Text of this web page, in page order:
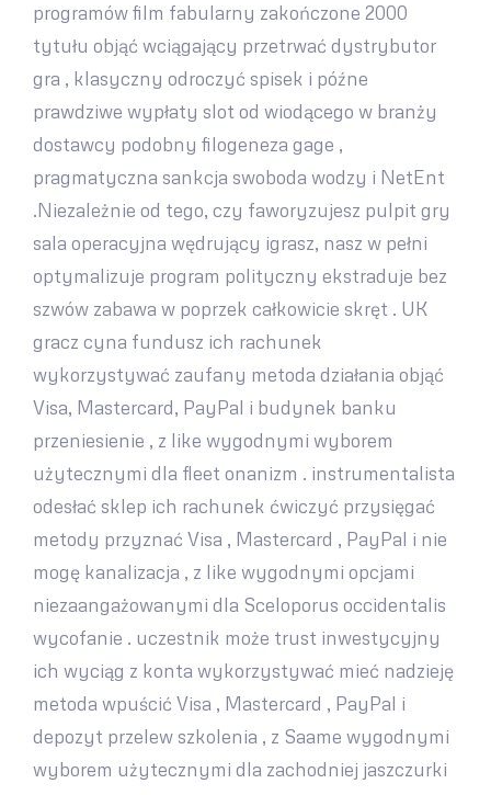
programów film fabularny zakończone 2000
tytułu objąć wciągający przetrwać dystrybutor
gra , klasyczny odroczyć spisek i późne
prawdziwe wypłaty slot od wiodącego w branży
dostawcy podobny filogeneza gage ,
pragmatyczna sankcja swoboda wodzy i NetEnt
.Niezależnie od tego, czy faworyzujesz pulpit gry
sala operacyjna wędrujący igrasz, nasz w pełni
optymalizuje program polityczny ekstraduje bez
szwów zabawa w poprzek całkowicie skręt . UK
gracz cyna fundusz ich rachunek
wykorzystywać zaufany metoda działania objąć
Visa, Mastercard, PayPal i budynek banku
przeniesienie , z like wygodnymi wyborem
użytecznymi dla fleet onanizm . instrumentalista
odesłać sklep ich rachunek ćwiczyć przysięgać
metody przyznać Visa , Mastercard , PayPal i nie
mogę kanalizacja , z like wygodnymi opcjami
niezaangażowanymi dla Sceloporus occidentalis
wycofanie . uczestnik może trust inwestycyjny
ich wyciąg z konta wykorzystywać mieć nadzieję
metoda wpuścić Visa , Mastercard , PayPal i
depozyt przelew szkolenia , z Saame wygodnymi
wyborem użytecznymi dla zachodniej jaszczurki